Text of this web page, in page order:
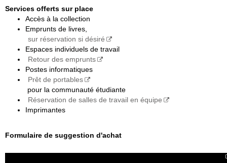
Services offerts sur place
Accès à la collection
Emprunts de livres,
sur réservation si désiré
Espaces individuels de travail
Retour des emprunts
Postes informatiques
Prêt de portables
pour la communauté étudiante
Réservation de salles de travail en équipe
Imprimantes
Formulaire de suggestion d'achat